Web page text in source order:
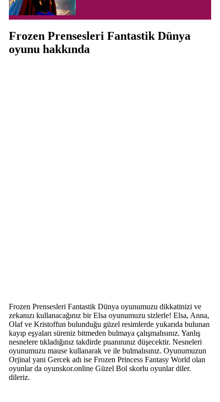
Frozen Prensesleri Fantastik Dünya
oyunu hakkında
Frozen Prensesleri Fantastik Dünya oyunumuzu dikkatinizi ve
zekanızı kullanacağınız bir Elsa oyunumuzu sizlerle! Elsa, Anna,
Olaf ve Kristoffun bulunduğu güzel resimlerde yukarıda bulunan
kayıp eşyaları süreniz bitmeden bulmaya çalışmalısınız. Yanlış
nesnelere tıkladığınız takdirde puanınınız düşecektir. Nesneleri
oyunumuzu mause kullanarak ve ile bulmalısınız. Oyunumuzun
Orjinal yani Gercek adı ise Frozen Princess Fantasy World olan
oyunlar da oyunskor.online Güzel Bol skorlu oyunlar diler.
dileriz.